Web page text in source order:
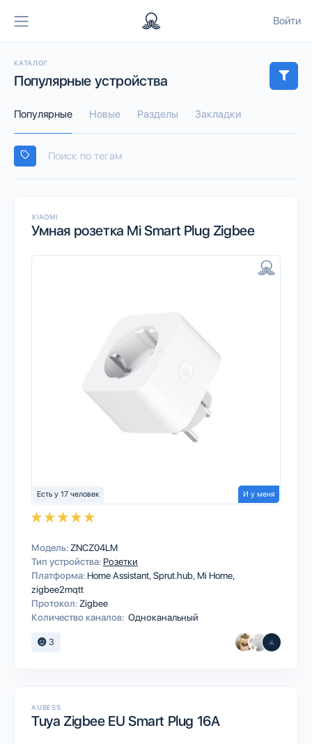
Войти
КАТАЛОГ
Популярные устройства
Популярные Новые Разделы Закладки
XIAOMI
Умная розетка Mi Smart Plug Zigbee
Есть у 17 человек И у меня
Модель: ZNCZ04LM
Тип устройства: Розетки
Платформа: Home AssistantSprut.hub Mi Home
zigbee2mqtt
Протокол: Zigbee
Количество каналов: Одноканальный
3
AUBESS
Tuya Zigbee EU Smart Plug 16A